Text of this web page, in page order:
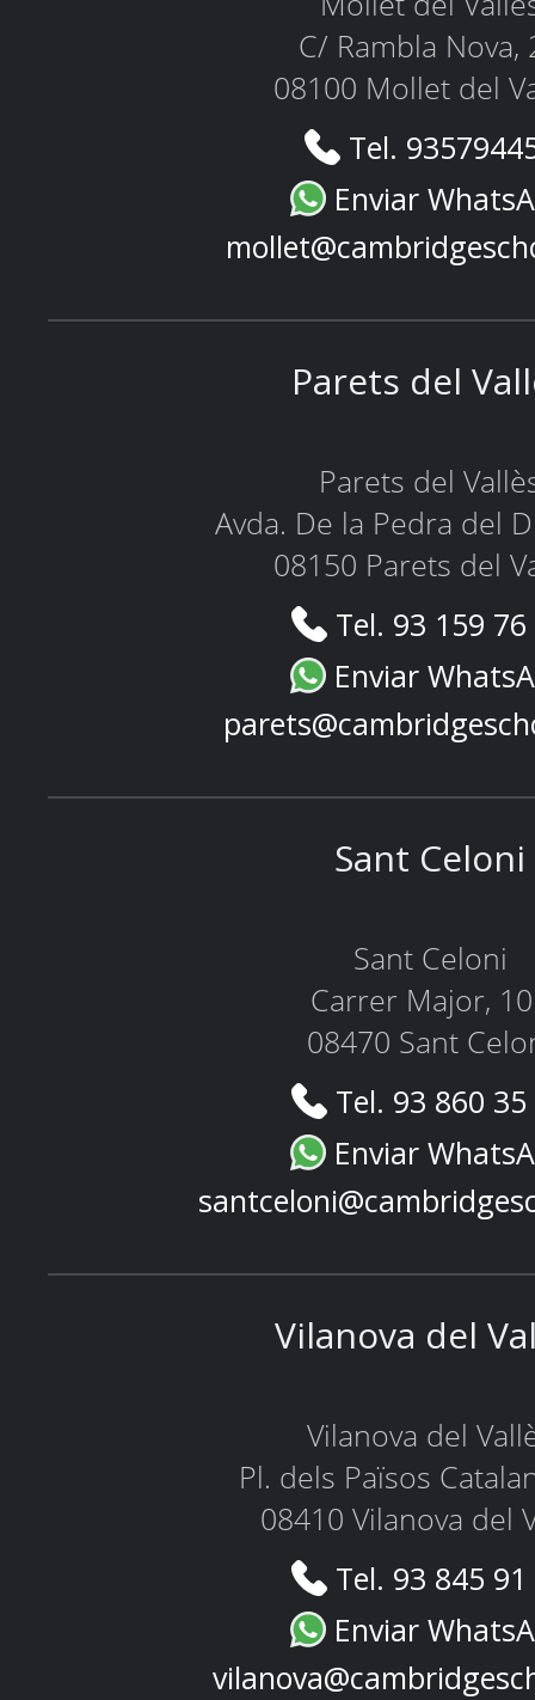
C/ Rambla Nova,
08100 Mollet del
Tel.
Enviar
Parets del
Parets del
Avda. De la Pedra del
08150 Parets del
Tel. 93 159
Enviar
Sant Celoni
Sant Celoni
Carrer Major,
08470 Sant
Tel. 93 860
Enviar
Vilanova del
Vilanova del
Pl. dels Països
08410 Vilanova del
Tel. 93 845
Enviar